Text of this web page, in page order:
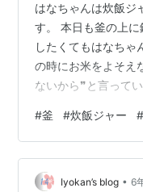
はなちゃんは炊飯ジ
す。 本日も釜の上
したくてもはなちゃ
の時にお米をよそえ
ないから❞と言って
ときは要注意です。
うとします。 今日
す。 春ですねぇ🌸
#釜 #炊飯ジャー
Iyokan’s blog • 6